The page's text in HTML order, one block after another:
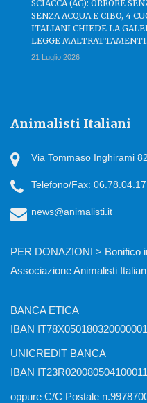
SCIACCA (AG): ORRORE
SENZA ACQUA E CIBO, 4
ITALIANI CHIEDE LA
LEGGE MALTRATTAMENTI.
21 Luglio 2026
Animalisti Italiani
Via Tommaso Inghirami
Telefono/Fax:
news@animalisti.it
PER DONAZIONI > Bonifico
Associazione Animalisti
BANCA ETICA
IBAN
UNICREDIT BANCA
IBAN
oppure C/C Postale